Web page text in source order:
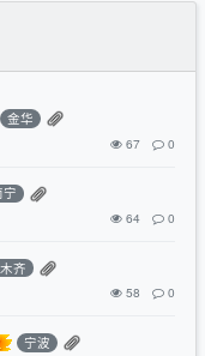
金华
67 0
宁
64 0
齐
58 0
宁波